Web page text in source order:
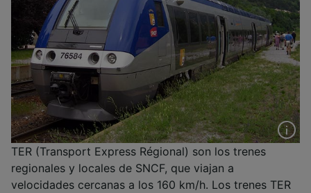
TER (Transport Express Régional) son los trenes
regionales y locales de SNCF, que viajan a
velocidades cercanas a los 160 km/h. Los trenes TER